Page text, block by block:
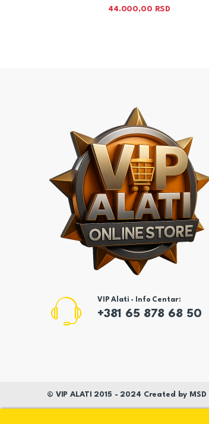
44.000,00 RSD
VIP Alati - Info Centar:
+381 65 878 68 50
© VIP ALATI 2015 - 2024 Created by MSD